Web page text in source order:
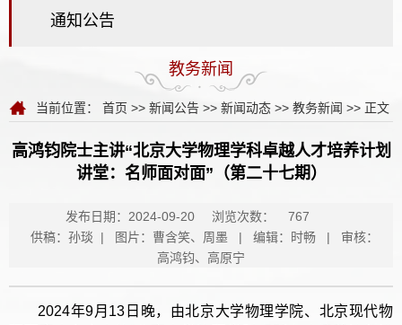
通知公告
教务新闻
当前位置： 首页 >> 新闻公告 >> 新闻动态 >> 教务新闻 >> 正文
高鸿钧院士主讲“北京大学物理学科卓越人才培养计划
讲堂：名师面对面”（第二十七期）
发布日期：2024-09-20 浏览次数：
767
供稿：孙琰 | 图片：曹含笑、周墨 | 编辑：时畅 | 审核：
高鸿钧、高原宁
2024年9月13日晚，由北京大学物理学院、北京现代物